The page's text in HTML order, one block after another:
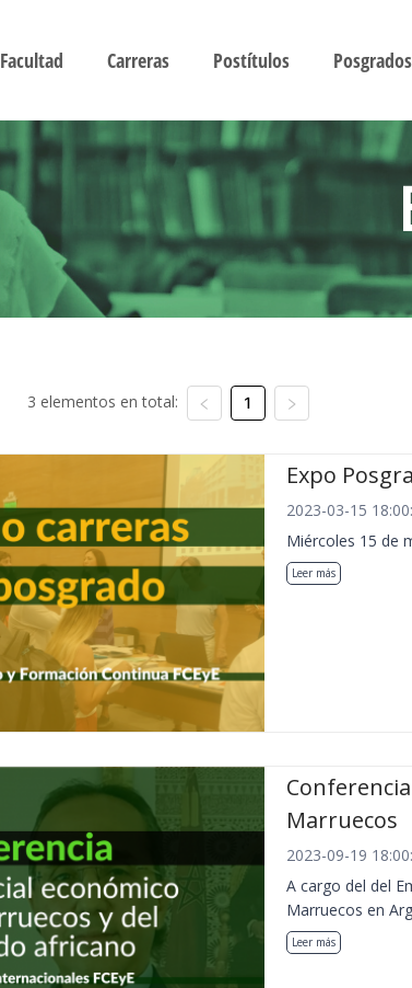
Facultad Carreras Postítulos Posgrados
3 elementos en total: 1
Expo
2023-03-15
Miércoles 15 de
Leer más
Marruecos
2023-09-19
A cargo del del
Marruecos en
Leer más